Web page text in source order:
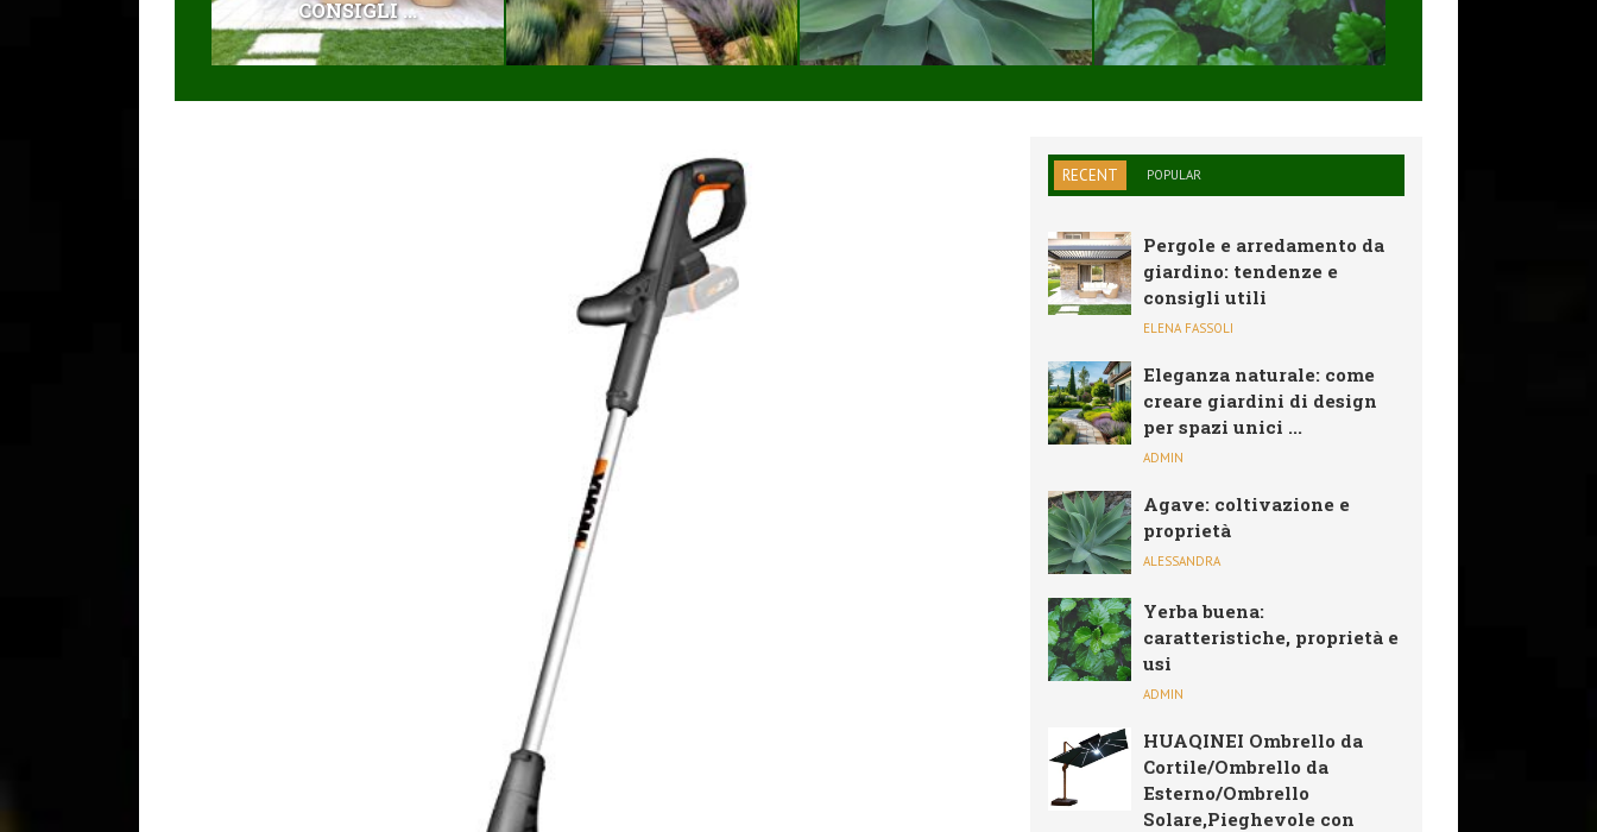
CONSIGLI ...
RECENT POPULAR
Pergole e arredamento da
giardino: tendenze e
consigli utili
ELENA FASSOLI
Eleganza naturale: come
creare giardini di design
per spazi unici ...
ADMIN
Agave: coltivazione e
proprietà
ALESSANDRA
Yerba buena:
caratteristiche, proprietà e
usi
ADMIN
HUAQINEI Ombrello da
Cortile/Ombrello da
Esterno/Ombrello
Solare,Pieghevole con